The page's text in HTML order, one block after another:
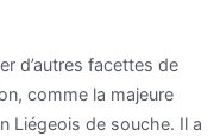
d’autres facettes de
comme la majeure
Liégeois de souche. Il a